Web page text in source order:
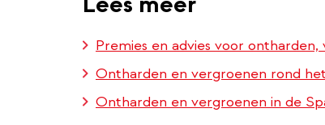
Premies en advies voor
Ontharden en vergroenen rond
Ontharden en vergroenen in de